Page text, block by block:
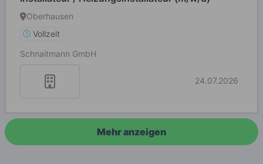
Oberhausen
Vollzeit
Schnaitmann GmbH
24.07.2026
Mehr anzeigen